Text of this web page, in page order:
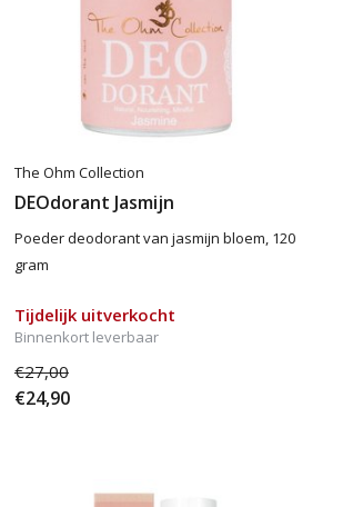
The Ohm Collection
DEOdorant Jasmijn
Poeder deodorant van jasmijn bloem, 120
gram
Tijdelijk uitverkocht
Binnenkort leverbaar
€27,00
€24,90